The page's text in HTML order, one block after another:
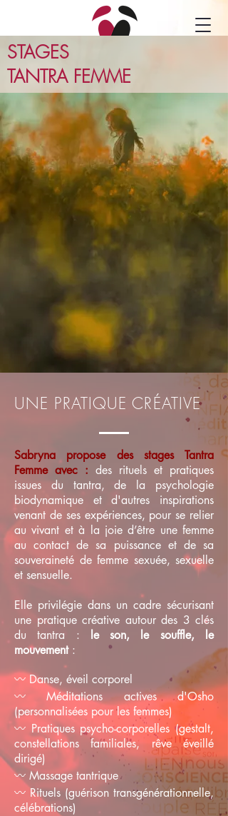
STAGES
TANTRA FEMME
UNE PRATIQUE CRÉATIVE
Sabryna propose des stages Tantra
Femme avec : des rituels et pratiques
issues du tantra, de la psychologie
biodynamique et d'autres inspirations
venant de ses expériences, pour se relier
au vivant et à la joie d’être une femme
au contact de sa puissance et de sa
souveraineté de femme sexuée, sexuelle
et sensuelle.
Elle privilégie dans un cadre sécurisant
une pratique créative autour des 3 clés
du tantra :
le son, le souffle, le
mouvement:
〰️ Danse, éveil corporel
〰️ Méditations actives d'Osho
(personnalisées pour les femmes)
〰️ Pratiques psycho-corporelles (gestalt,
constellations familiales, rêve éveillé
dirigé)
〰️ Massage tantrique
〰️ Rituels (guérison transgénérationnelle,
célébrations)